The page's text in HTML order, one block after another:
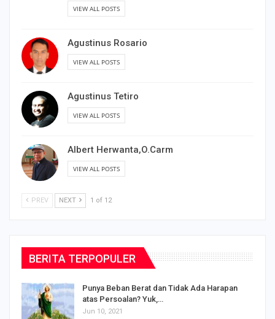
VIEW ALL POSTS
VIEW ALL POSTS
VIEW ALL POSTS
VIEW ALL POSTS
NEXT
BERITA TERPOPULER
atas Persoalan? Yuk,…
Jun 10, 2021